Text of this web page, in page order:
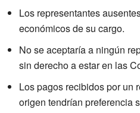
Los representantes
económicos de su cargo.
No se aceptaría a ningún
sin derecho a estar en las
Los pagos recibidos por un
origen tendrían preferencia